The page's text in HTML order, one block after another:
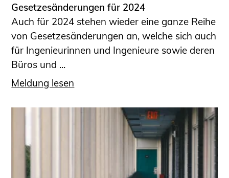
Gesetzesänderungen für 2024
Auch für 2024 stehen wieder eine ganze Reihe
von Gesetzesänderungen an, welche sich auch
für Ingenieurinnen und Ingenieure sowie deren
Büros und ...
Meldung lesen